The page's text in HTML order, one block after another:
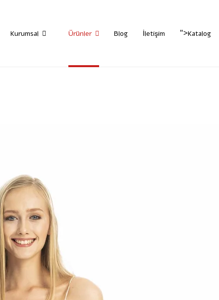
Kurumsal Ürünler Blog İletişim ">Katalog